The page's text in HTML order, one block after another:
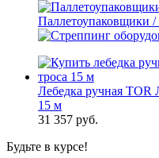
Паллетоупаковщики /
Лебедка ручная TOR
15 м
31 357 руб.
Будьте в курсе!